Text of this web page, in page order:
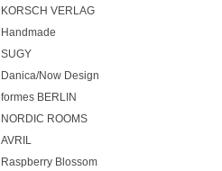
KORSCH VERLAG
Handmade
SUGY
Danica/Now Design
formes BERLIN
NORDIC ROOMS
AVRIL
Raspberry Blossom